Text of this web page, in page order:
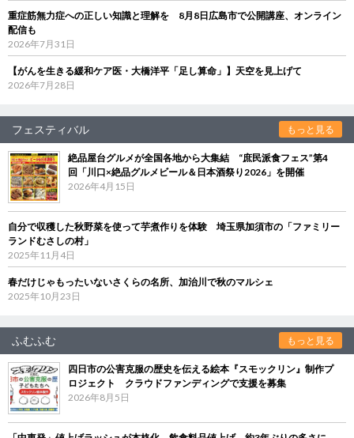
重症筋無力症への正しい知識と理解を 8月8日広島市で公開講座、オンライン
配信も
2026年7月31日
【がんを生きる緩和ケア医・大橋洋平「足し算命」】天空を見上げて
2026年7月28日
フェスティバル もっと見る
絶品屋台グルメが全国各地から大集結 “庶民派食フェス”第4
回「川口×絶品グルメビール＆日本酒祭り2026」を開催
2026年4月15日
自分で収穫した秋野菜を使って芋煮作りを体験 埼玉県加須市の「ファミリー
ランドむさしの村」
2025年11月4日
春だけじゃもったいないさくらの名所、加治川で秋のマルシェ
2025年10月23日
ふむふむ もっと見る
四日市の公害克服の歴史を伝える絵本『スモックリン』制作プ
ロジェクト クラウドファンディングで支援を募集
2026年8月5日